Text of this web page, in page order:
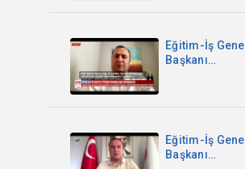
Eğitim-İş Genel
Başkanı
TV
Eğitim-İş Genel
Başkanı